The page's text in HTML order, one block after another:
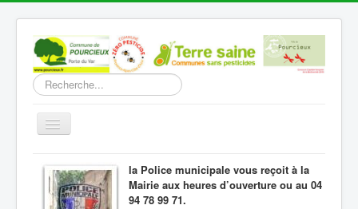
Rechercher
Basculer
Découverte
la Police municipale vous reçoit à la
Mairie aux heures d’ouverture ou au 04
94 78 99 71.